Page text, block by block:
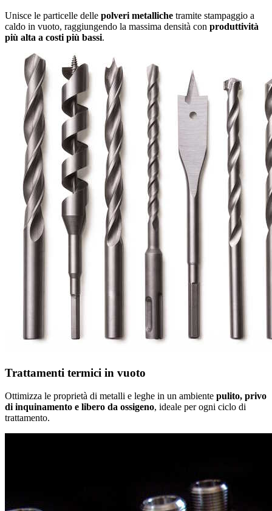
Unisce le particelle delle polveri metalliche tramite stampaggio a
caldo in vuoto, raggiungendo la massima densità con produttività
più alta a costi più bassi.
Trattamenti termici in vuoto
Ottimizza le proprietà di metalli e leghe in un ambiente pulito, privo
di inquinamento e libero da ossigeno, ideale per ogni ciclo di
trattamento.